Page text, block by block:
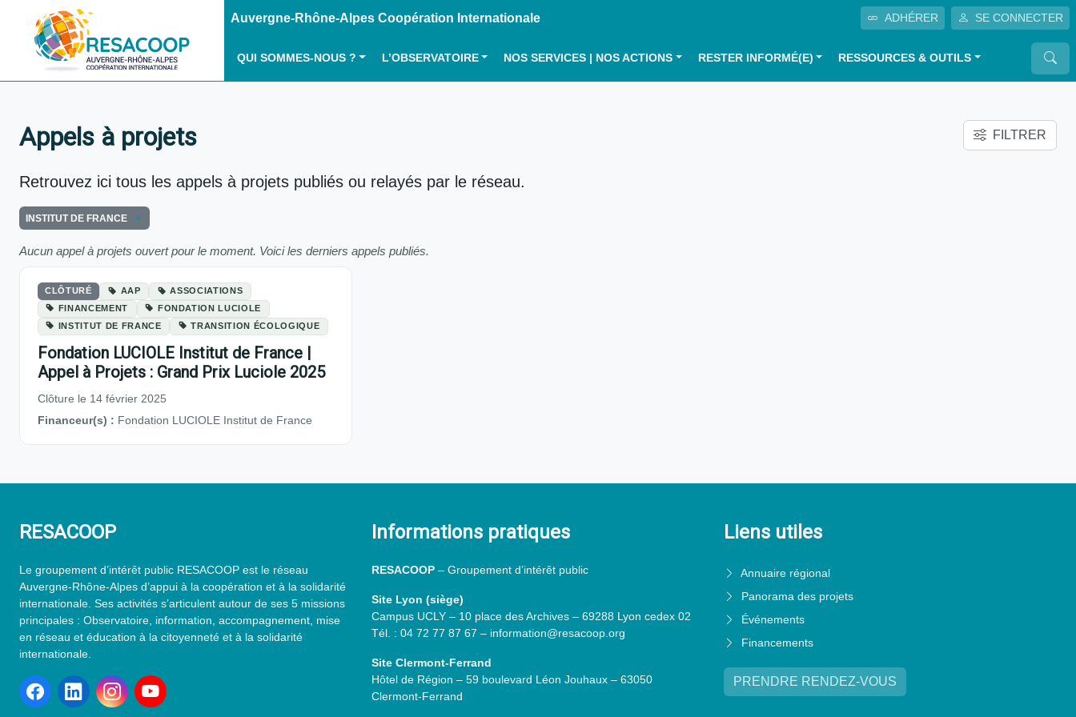
Auvergne-Rhône-Alpes Coopération Internationale ADHÉRER SE CONNECTER
QUI SOMMES-NOUS ? L’OBSERVATOIRE NOS SERVICES | NOS ACTIONS RESTER INFORMÉ(E) RESSOURCES & OUTILS
Appels à projets FILTRER
Retrouvez ici tous les appels à projets publiés ou relayés par le réseau.
INSTITUT DE FRANCE
Aucun appel à projets ouvert pour le moment. Voici les derniers appels publiés.
CLÔTURÉ AAP
ASSOCIATIONS
FINANCEMENT
FONDATION LUCIOLE
INSTITUT DE FRANCE
TRANSITION ÉCOLOGIQUE
Fondation LUCIOLE Institut de France |
Appel à Projets : Grand Prix Luciole 2025
Clôture le 14 février 2025
Financeur(s) : Fondation LUCIOLE Institut de France
RESACOOP
Le groupement d’intérêt public RESACOOP est le réseau
Auvergne-Rhône-Alpes d’appui à la coopération et à la solidarité
internationale. Ses activités s’articulent autour de ses 5 missions
principales : Observatoire, information, accompagnement, mise
en réseau et éducation à la citoyenneté et à la solidarité
internationale.
Informations pratiques
RESACOOP – Groupement d’intérêt public
Site Lyon (siège)
Campus UCLY – 10 place des Archives – 69288 Lyon cedex 02
Tél. : 04 72 77 87 67 – information@resacoop.org
Site Clermont-Ferrand
Hôtel de Région – 59 boulevard Léon Jouhaux – 63050
Clermont-Ferrand
Liens utiles
Annuaire régional
Panorama des projets
Événements
Financements
PRENDRE RENDEZ-VOUS